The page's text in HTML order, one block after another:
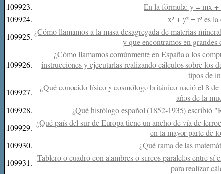
109923.
En la fórmula: y = mx +
109924.
x² + y² = r² es
109925. ¿Cómo llamamos a la masa desagregada de materias
y que encontramos en grandes
109926.
¿Cómo llamamos comúnmente en España a los
instrucciones y ejecutarlas realizando cálculos sobre los
tipos de
109927.
¿Qué conocido físico y cosmólogo británico nació el 8
años de la
109928.
¿Qué histólogo español (1852-1935) escribió
109929. ¿Qué país del sur de Europa tiene un ancho de vía de
en la mayor parte de
109930.
¿Qué rama de las
109931. Tablero o cuadro con alambres o surcos paralelos entre sí
para realizar